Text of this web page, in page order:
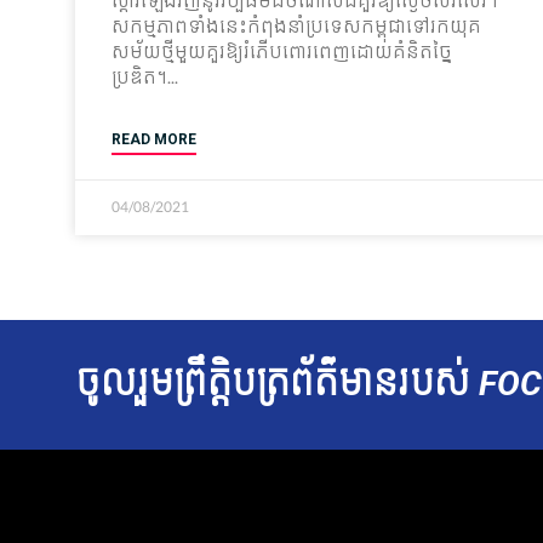
សកម្មភាព​ទាំងនេះ​កំពុង​នាំ​ប្រទេស​កម្ពុជា​ទៅ​រក​យុគ
សម័យ​ថ្មី​មួយ​គួរ​ឱ្យ​រំភើប​ពោរពេញ​ដោយ​គំនិត​ច្នៃ
ប្រឌិត។
READ MORE
04/08/2021
ចូលរួម​ព្រឹត្តិបត្រ​ព័ត៌មាន​របស់​